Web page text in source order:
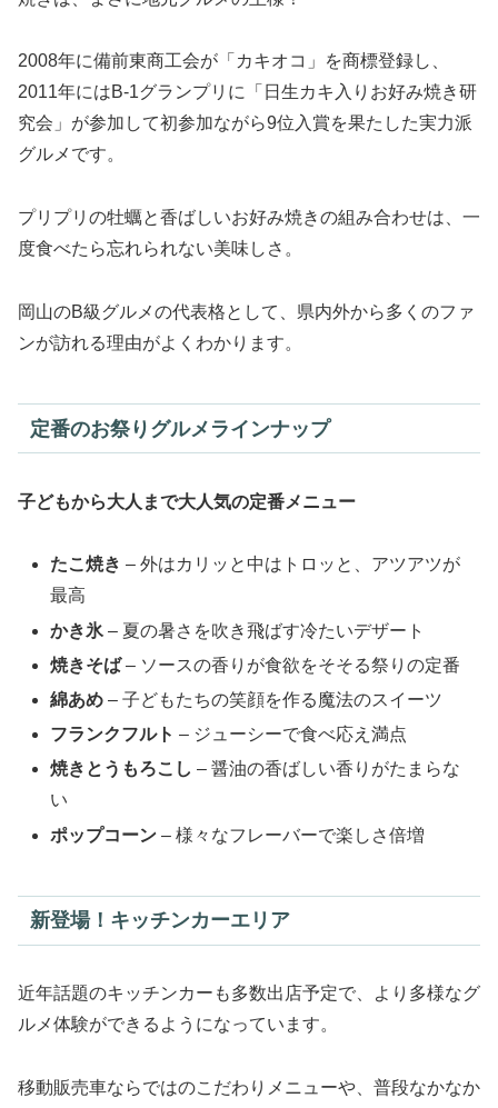
2008年に備前東商工会が「カキオコ」を商標登録し、
2011年にはB-1グランプリに「日生カキ入りお好み焼き研
究会」が参加して初参加ながら9位入賞を果たした実力派
グルメです。
プリプリの牡蠣と香ばしいお好み焼きの組み合わせは、一
度食べたら忘れられない美味しさ。
岡山のB級グルメの代表格として、県内外から多くのファ
ンが訪れる理由がよくわかります。
定番のお祭りグルメラインナップ
子どもから大人まで大人気の定番メニュー
たこ焼き – 外はカリッと中はトロッと、アツアツが
最高
かき氷 – 夏の暑さを吹き飛ばす冷たいデザート
焼きそば– ソースの香りが食欲をそそる祭りの定番
綿あめ – 子どもたちの笑顔を作る魔法のスイーツ
フランクフルト – ジューシーで食べ応え満点
焼きとうもろこし – 醤油の香ばしい香りがたまらな
い
ポップコーン – 様々なフレーバーで楽しさ倍増
新登場！キッチンカーエリア
近年話題のキッチンカーも多数出店予定で、より多様なグ
ルメ体験ができるようになっています。
移動販売車ならではのこだわりメニューや、普段なかなか